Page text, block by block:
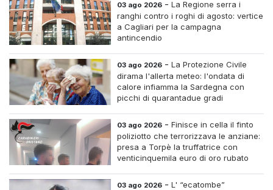
03 ago 2026 -La Regione serra i
ranghi contro i roghi di agosto: vertice
a Cagliari per la campagna
antincendio
03 ago 2026 -La Protezione Civile
dirama l'allerta meteo: l'ondata di
calore infiamma la Sardegna con
picchi di quarantadue gradi
03 ago 2026 -Finisce in cella il finto
poliziotto che terrorizzava le anziane:
presa a Torpè la truffatrice con
venticinquemila euro di oro rubato
03 ago 2026 -L' “ecatombe”